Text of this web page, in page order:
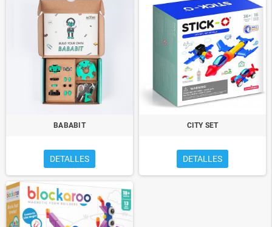
BABABIT
DETALLES
CITY SET
DETALLES